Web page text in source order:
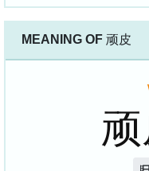
MEANING OF 顽皮